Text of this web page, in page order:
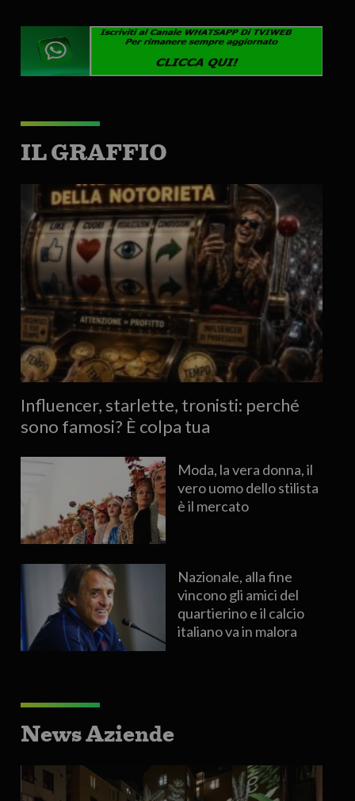
IL GRAFFIO
Influencer, starlette, tronisti: perché
sono famosi? È colpa tua
Moda, la vera donna, il
vero uomo dello stilista
è il mercato
Nazionale, alla fine
vincono gli amici del
quartierino e il calcio
italiano va in malora
News Aziende